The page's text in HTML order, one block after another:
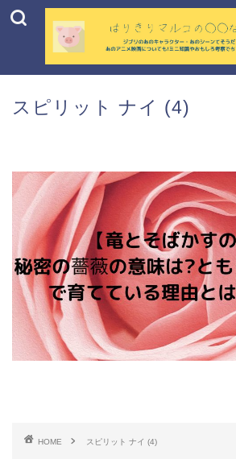
スピリット ナイ (4)
HOME スピリット ナイ (4)